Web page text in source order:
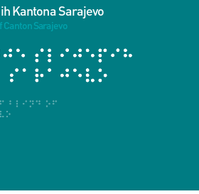
Kantona Sarajevo
Canton Sarajevo